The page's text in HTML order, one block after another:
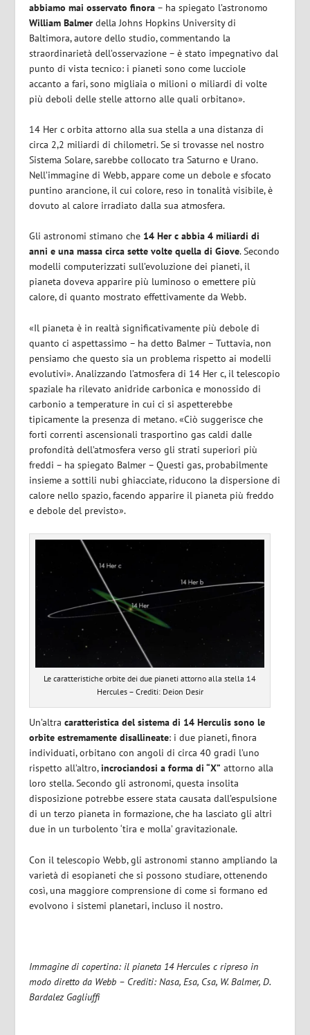
abbiamo mai osservato finora – ha spiegato l’astronomo
William Balmerdella Johns Hopkins University di
Baltimora, autore dello studio, commentando la
straordinarietà dell’osservazione – è stato impegnativo dal
punto di vista tecnico: i pianeti sono come lucciole
accanto a fari, sono migliaia o milioni o miliardi di volte
più deboli delle stelle attorno alle quali orbitano».
14 Her c orbita attorno alla sua stella a una distanza di
circa 2,2 miliardi di chilometri. Se si trovasse nel nostro
Sistema Solare, sarebbe collocato tra Saturno e Urano.
Nell’immagine di Webb, appare come un debole e sfocato
puntino arancione, il cui colore, reso in tonalità visibile, è
dovuto al calore irradiato dalla sua atmosfera.
Gli astronomi stimano che 14 Her c abbia 4 miliardi di
anni e una massa circa sette volte quella di Giove. Secondo
modelli computerizzati sull’evoluzione dei pianeti, il
pianeta doveva apparire più luminoso o emettere più
calore, di quanto mostrato effettivamente da Webb.
«Il pianeta è in realtà significativamente più debole di
quanto ci aspettassimo – ha detto Balmer – Tuttavia, non
pensiamo che questo sia un problema rispetto ai modelli
evolutivi». Analizzando l’atmosfera di 14 Her c, il telescopio
spaziale ha rilevato anidride carbonica e monossido di
carbonio a temperature in cui ci si aspetterebbe
tipicamente la presenza di metano. «Ciò suggerisce che
forti correnti ascensionali trasportino gas caldi dalle
profondità dell’atmosfera verso gli strati superiori più
freddi – ha spiegato Balmer – Questi gas, probabilmente
insieme a sottili nubi ghiacciate, riducono la dispersione di
calore nello spazio, facendo apparire il pianeta più freddo
e debole del previsto».
Le caratteristiche orbite dei due pianeti attorno alla stella 14
Hercules – Crediti: Deion Desir
Un’altracaratteristica del sistema di 14 Herculis sono le
orbite estremamente disallineate: i due pianeti, finora
individuati, orbitano con angoli di circa 40 gradi l’uno
rispetto all’altro,incrociandosi a forma di “X” attorno alla
loro stella. Secondo gli astronomi, questa insolita
disposizione potrebbe essere stata causata dall’espulsione
di un terzo pianeta in formazione, che ha lasciato gli altri
due in un turbolento ‘tira e molla’ gravitazionale.
Con il telescopio Webb, gli astronomi stanno ampliando la
varietà di esopianeti che si possono studiare, ottenendo
così, una maggiore comprensione di come si formano ed
evolvono i sistemi planetari, incluso il nostro.
Immagine di copertina: il pianeta 14 Hercules c ripreso in
modo diretto da Webb – Crediti: Nasa, Esa, Csa, W. Balmer, D.
Bardalez Gagliuffi